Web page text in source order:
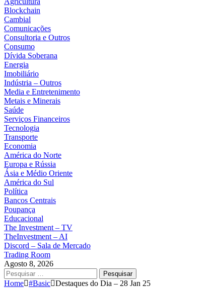
Blockchain
Cambial
Comunicações
Consultoria e Outros
Consumo
Dívida Soberana
Energia
Imobiliário
Indústria – Outros
Media e Entretenimento
Metais e Minerais
Saúde
Serviços Financeiros
Tecnologia
Transporte
Economia
América do Norte
Europa e Rússia
Ásia e Médio Oriente
América do Sul
Política
Bancos Centrais
Poupança
Educacional
The Investment – TV
TheInvestment – AI
Discord – Sala de Mercado
Trading Room
Agosto 8, 2026
Pesquisar
por:
Home #Basic Destaques do Dia – 28 Jan 25